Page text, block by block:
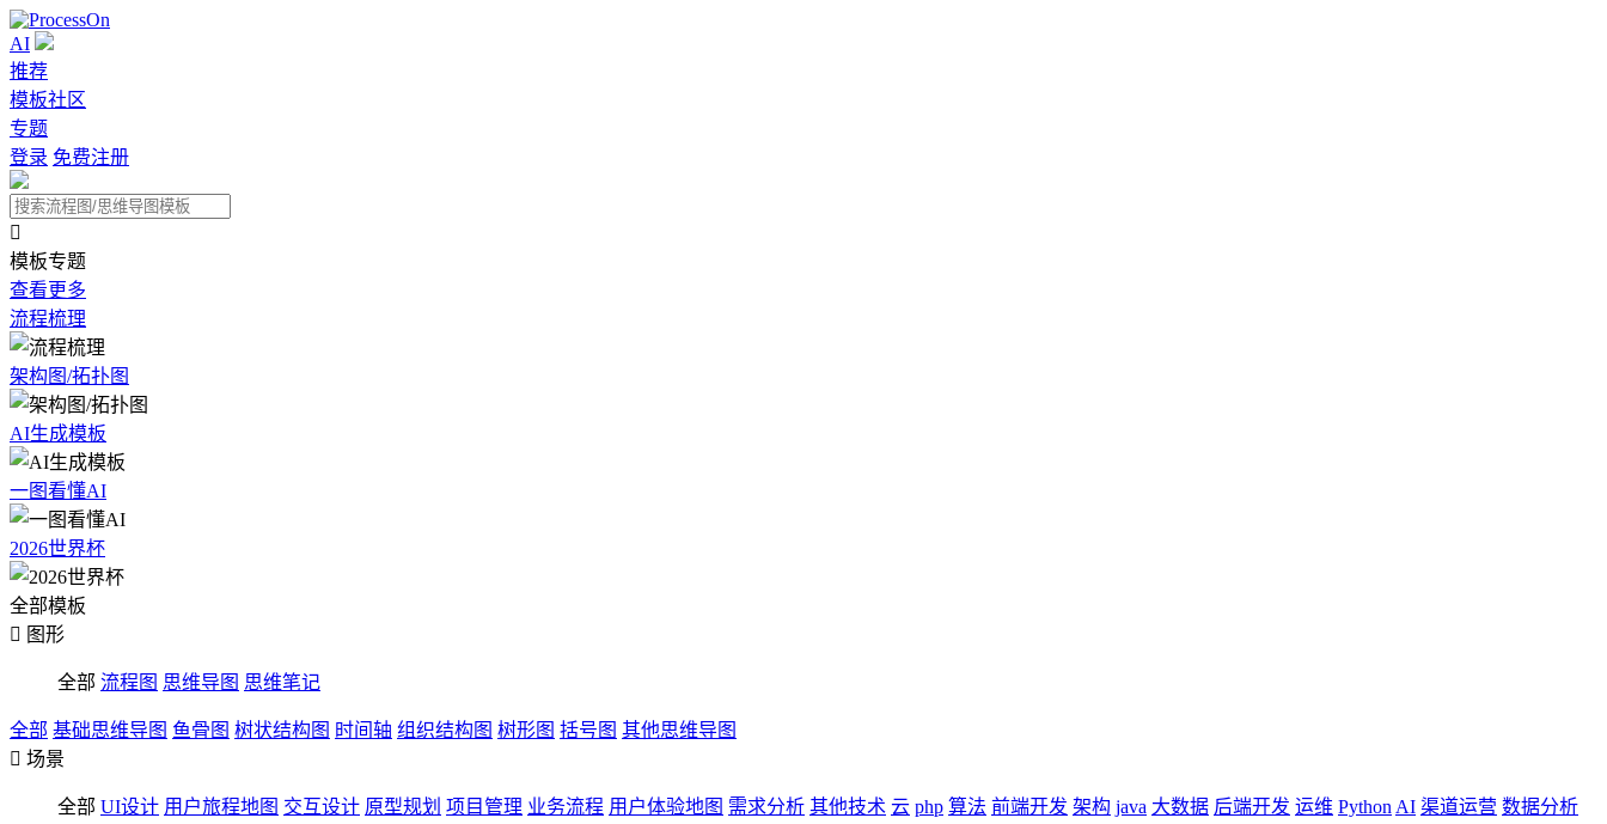
AI
推荐
模板社区
专题
登录 免费注册

模板专题
查看更多
流程梳理
架构图/拓扑图
AI生成模板
一图看懂AI
2026世界杯
全部模板
 图形
全部 流程图 思维导图 思维笔记
全部 基础思维导图 鱼骨图 树状结构图 时间轴 组织结构图 树形图 括号图 其他思维导图
 场景
全部 UI设计 用户旅程地图 交互设计 原型规划 项目管理 业务流程 用户体验地图 需求分析 其他技术 云 php 算法 前端开发 架构 java 大数据 后端开发 运维 Python AI 渠道运营 数据分析